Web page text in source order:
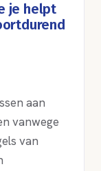
je helpt
aan
vanwege
van